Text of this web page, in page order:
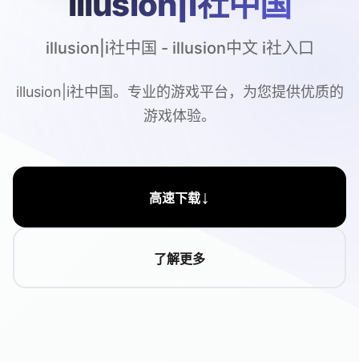
illusion|i社中国 - illusion中文 i社入口
illusion|i社中国。专业的游戏平台，为您提供优质的
游戏体验。
高速下载↓
了解更多